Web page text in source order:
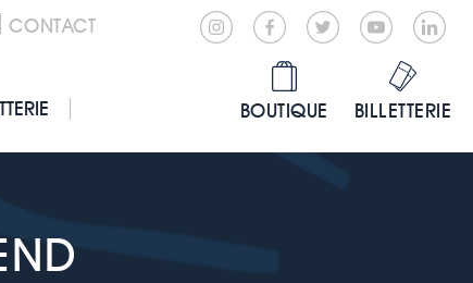
CONTACT
BOUTIQUE BILLETTERIE